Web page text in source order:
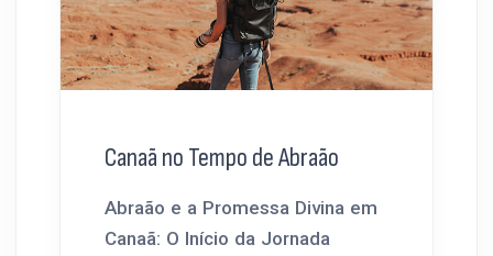
Canaã no Tempo de Abraão
Abraão e a Promessa Divina em
Canaã: O Início da Jornada